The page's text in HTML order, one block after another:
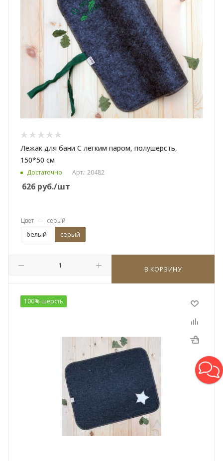
Лежак для бани С лёгким паром, полушерсть,
150*50 см
Достаточно Арт.: 20482
626 руб./шт
В КОРЗИНУ
Цвет — серый
белый серый
100% шерсть